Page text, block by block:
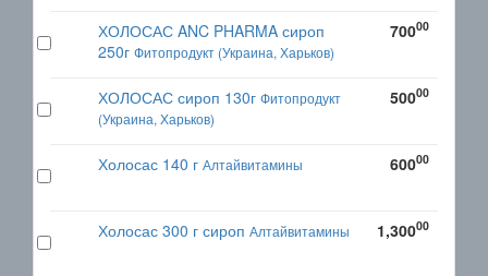
ХОЛОСАС ANC PHARMA сироп
250г Фитопродукт (Украина, Харьков)
70000
ХОЛОСАС сироп 130г Фитопродукт
(Украина, Харьков)
50000
Холосас 140 г Алтайвитамины 60000
Холосас 300 г сироп Алтайвитамины 1,30000